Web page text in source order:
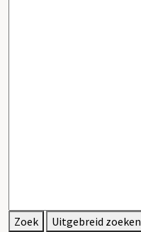
Zoek
Uitgebreid zoeken